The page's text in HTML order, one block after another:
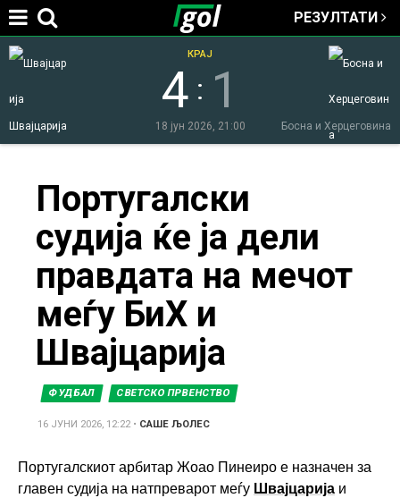
Jump to navigation
РЕЗУЛТАТИ
Швајцарија Босна и Херцеговина
4 : 1
КРАЈ
18 јун 2026, 21:00
here
Португалски
судија ќе ја дели
правдата на мечот
меѓу БиХ и
Швајцарија
ФУДБАЛ СВЕТСКО ПРВЕНСТВО
16 ЈУНИ 2026, 12:22• САШЕ ЉОЛЕС
Португалскиот арбитар Жоао Пинеиро е назначен за
главен судија на натпреварот меѓу Швајцарија и